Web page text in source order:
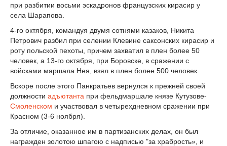
при разбитии восьми эскадронов французских кирасир у
села Шарапова.
4-го октября, командуя двумя сотнями казаков, Никита
Петрович разбил при селении Клевине саксонских кирасир и
роту польской пехоты, причем захватил в плен более 50
человек, а 13-го октября, при Боровске, в сражении с
войсками маршала Нея, взял в плен более 500 человек.
Вскоре после этого Панкратьев вернулся к прежней своей
должности адъютанта при фельдмаршале князе Кутузове-
Смоленском и участвовал в четырехдневном сражении при
Красном (3-6 ноября).
За отличие, оказанное им в партизанских делах, он был
награжден золотою шпагою с надписью "за храбрость», и